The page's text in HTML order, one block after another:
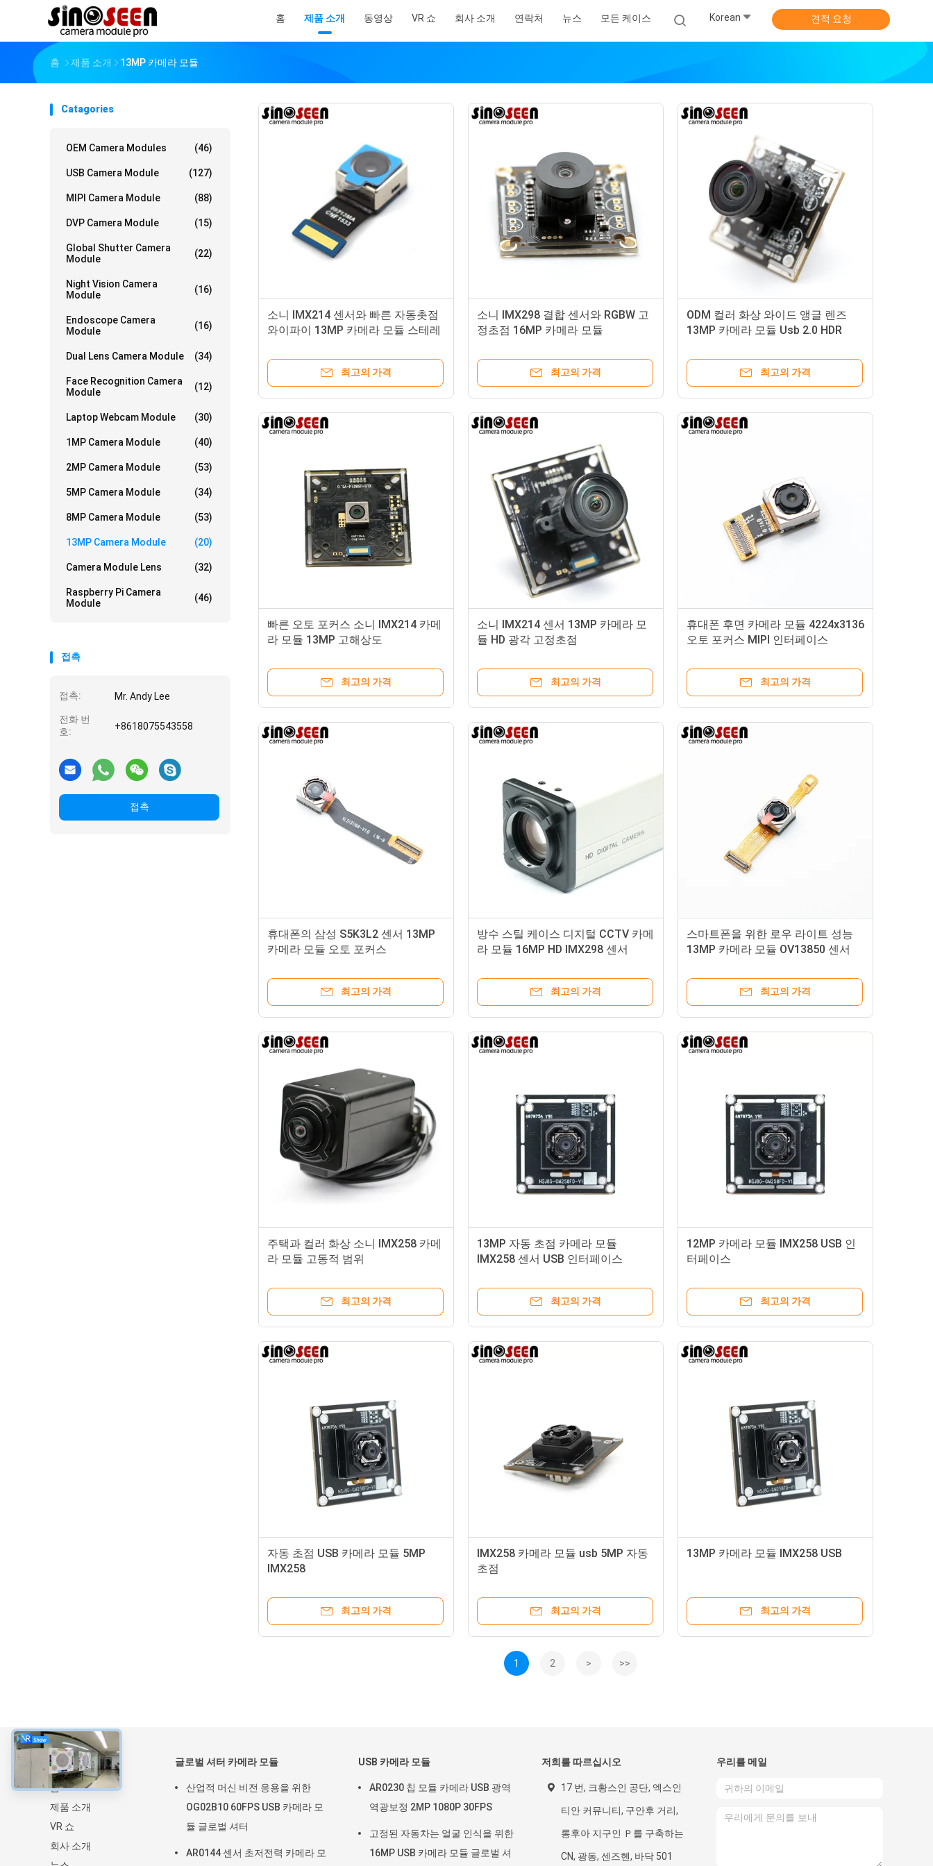
홈 제품 소개 동영상 VR 쇼 회사 소개 연락처 뉴스 모든 케이스 Korean 견적 요청
홈 제품 소개 13MP 카메라 모듈
Catagories
OEM Camera Modules (46)
USB Camera Module (127)
MIPI Camera Module (88)
DVP Camera Module (15)
Global Shutter Camera
Module
(22)
Night Vision Camera
Module
(16)
Endoscope Camera
Module
(16)
Dual Lens Camera Module (34)
Face Recognition Camera
Module
(12)
Laptop Webcam Module (30)
1MP Camera Module (40)
2MP Camera Module (53)
5MP Camera Module (34)
8MP Camera Module (53)
13MP Camera Module (20)
Camera Module Lens (32)
Raspberry Pi Camera
Module
(46)
접촉
접촉: Mr. Andy Lee
전화 번
호:
+8618075543558
접촉
소니 IMX214 센서와 빠른 자동촛점
와이파이 13MP 카메라 모듈 스테레
최고의 가격
소니 IMX298 결합 센서와 RGBW 고
정초점 16MP 카메라 모듈
최고의 가격
ODM 컬러 화상 와이드 앵글 렌즈
13MP 카메라 모듈 Usb 2.0 HDR
최고의 가격
빠른 오토 포커스 소니 IMX214 카메
라 모듈 13MP 고해상도
최고의 가격
소니 IMX214 센서 13MP 카메라 모
듈 HD 광각 고정초점
최고의 가격
휴대폰 후면 카메라 모듈 4224x3136
오토 포커스 MIPI 인터페이스
최고의 가격
휴대폰의 삼성 S5K3L2 센서 13MP
카메라 모듈 오토 포커스
최고의 가격
방수 스틸 케이스 디지털 CCTV 카메
라 모듈 16MP HD IMX298 센서
최고의 가격
스마트폰을 위한 로우 라이트 성능
13MP 카메라 모듈 OV13850 센서
최고의 가격
주택과 컬러 화상 소니 IMX258 카메
라 모듈 고동적 범위
최고의 가격
13MP 자동 초점 카메라 모듈
IMX258 센서 USB 인터페이스
최고의 가격
12MP 카메라 모듈 IMX258 USB 인
터페이스
최고의 가격
자동 초점 USB 카메라 모듈 5MP
IMX258
최고의 가격
IMX258 카메라 모듈 usb 5MP 자동
초점
최고의 가격
13MP 카메라 모듈 IMX258 USB
최고의 가격
1 2 > >>
약
홈
제품 소개
VR 쇼
회사 소개
글로벌 셔터 카메라 모듈
산업적 머신 비전 응용을 위한
OG02B10 60FPS USB 카메라 모
듈 글로벌 셔터
AR0144 센서 초저전력 카메라 모
USB 카메라 모듈
AR0230 칩 모듈 카메라 USB 광역
역광보정 2MP 1080P 30FPS
고정된 자동차는 얼굴 인식을 위한
16MP USB 카메라 모듈 글로벌 셔
저희를 따르십시오
17 번, 크황스인 공단, 엑스인
티안 커뮤니티, 구안후 거리,
롱후아 지구인 Ｐ를 구축하는
CN, 광동, 센즈헨, 바닥 501
우리를 메일